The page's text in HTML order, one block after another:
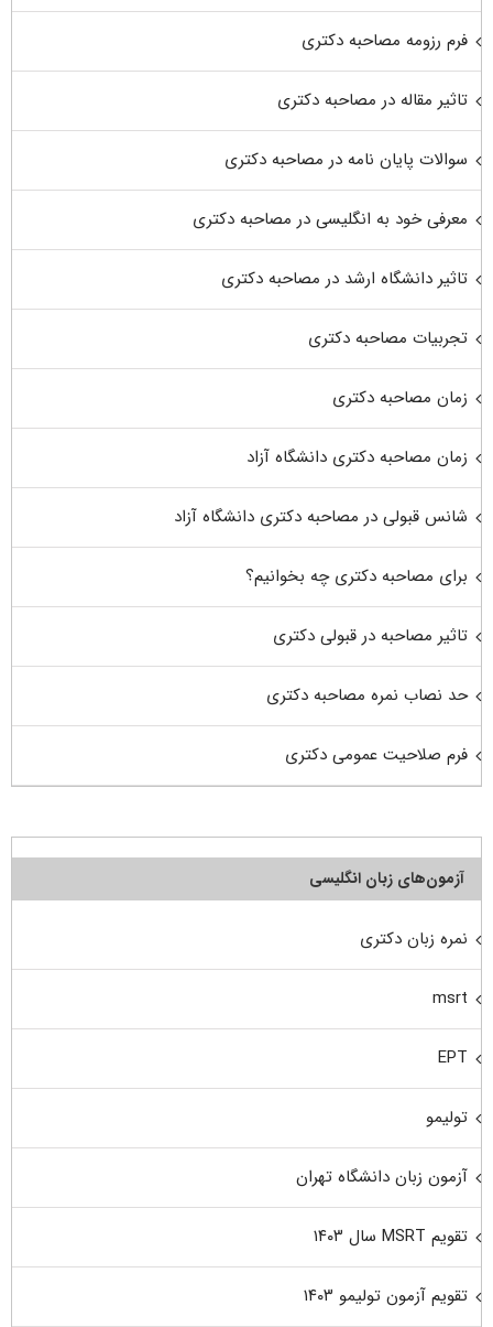
فرم رزومه مصاحبه دکتری
تاثیر مقاله در مصاحبه دکتری
سوالات پایان نامه در مصاحبه دکتری
معرفی خود به انگلیسی در مصاحبه دکتری
تاثیر دانشگاه ارشد در مصاحبه دکتری
تجربیات مصاحبه دکتری
زمان مصاحبه دکتری
زمان مصاحبه دکتری دانشگاه آزاد
شانس قبولی در مصاحبه دکتری دانشگاه آزاد
برای مصاحبه دکتری چه بخوانیم؟
تاثیر مصاحبه در قبولی دکتری
حد نصاب نمره مصاحبه دکتری
فرم صلاحیت عمومی دکتری
آزمون‌های زبان انگلیسی
نمره زبان دکتری
msrt
EPT
تولیمو
آزمون زبان دانشگاه تهران
تقویم MSRT سال ۱۴۰۳
تقویم آزمون تولیمو ۱۴۰۳